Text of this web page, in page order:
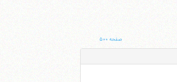
صفحه ۵۰۰